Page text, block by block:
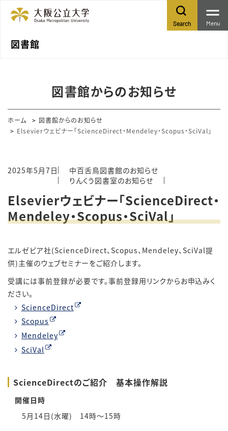
図書館
Search Menu
図書館からのお知らせ
ホーム
図書館からのお知らせ
Elsevierウェビナー「ScienceDirect・Mendeley・Scopus・SciVal」
2025年5月7日
中百舌鳥図書館のお知らせ
りんくう図書室のお知らせ
Elsevierウェビナー「ScienceDirect・
Mendeley・Scopus・SciVal」
エルゼビア社(ScienceDirect、Scopus、Mendeley、SciVal提
供)主催のウェブセミナーをご紹介します。
受講には事前登録が必要です。事前登録用リンクからお申込みく
ださい。
ScienceDirect
Scopus
Mendeley
SciVal
ScienceDirectのご紹介 基本操作解説
開催日時
5月14日(水曜) 14時～15時